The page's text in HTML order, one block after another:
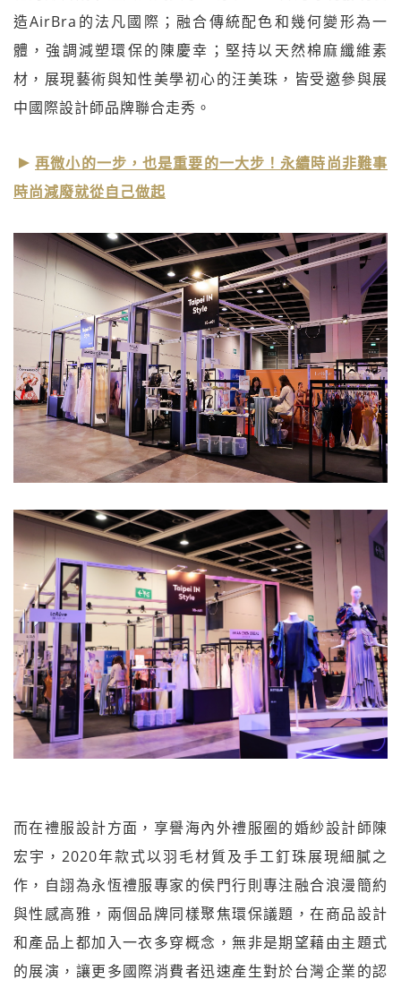
造AirBra的法凡國際；融合傳統配色和幾何變形為一
體，強調減塑環保的陳慶幸；堅持以天然棉麻纖維素
材，展現藝術與知性美學初心的汪美珠，皆受邀參與展
中國際設計師品牌聯合走秀。
再微小的一步，也是重要的一大步！永續時尚非難事
時尚減廢就從自己做起
而在禮服設計方面，享譽海內外禮服圈的婚紗設計師陳
宏宇，2020年款式以羽毛材質及手工釘珠展現細膩之
作，自詡為永恆禮服專家的侯門行則專注融合浪漫簡約
與性感高雅，兩個品牌同樣聚焦環保議題，在商品設計
和產品上都加入一衣多穿概念，無非是期望藉由主題式
的展演，讓更多國際消費者迅速產生對於台灣企業的認